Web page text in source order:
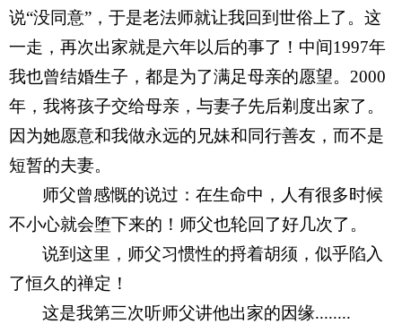
说“没同意”，于是老法师就让我回到世俗上了。这
一走，再次出家就是六年以后的事了！中间1997年
我也曾结婚生子，都是为了满足母亲的愿望。2000
年，我将孩子交给母亲，与妻子先后剃度出家了。
因为她愿意和我做永远的兄妹和同行善友，而不是
短暂的夫妻。
师父曾感慨的说过：在生命中，人有很多时候
不小心就会堕下来的！师父也轮回了好几次了。
说到这里，师父习惯性的捋着胡须，似乎陷入
了恒久的禅定！
这是我第三次听师父讲他出家的因缘........